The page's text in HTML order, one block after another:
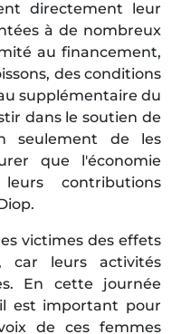
directement leur
à de nombreux
au financement,
des conditions
supplémentaire du
dans le soutien de
seulement de les
que l'économie
contributions
victimes des effets
car leurs activités
En cette journée
est important pour
de ces femmes